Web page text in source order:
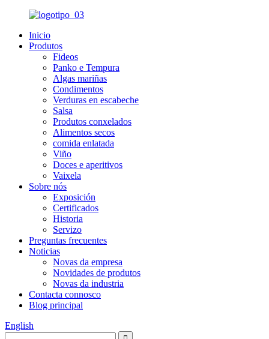
Inicio
Produtos
Fideos
Panko e Tempura
Algas mariñas
Condimentos
Verduras en escabeche
Salsa
Produtos conxelados
Alimentos secos
comida enlatada
Viño
Doces e aperitivos
Vaixela
Sobre nós
Exposición
Certificados
Historia
Servizo
Preguntas frecuentes
Noticias
Novas da empresa
Novidades de produtos
Novas da industria
Contacta connosco
Blog principal
English